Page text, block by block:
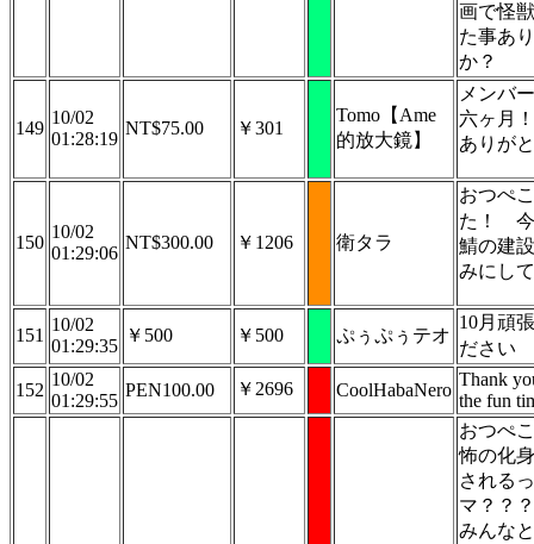
画で怪
た事あ
か？
149
10/02
01:28:19
NT$75.00 ￥301
Tomo【Ame
的放大鏡】
メンバ
六ヶ月
ありが
150
10/02
01:29:06
NT$300.00 ￥1206 衛タラ
おつぺ
た！
鯖の建
みにし
151
10/02
01:29:35
￥500 ￥500 ぷぅぷぅテオ
10月頑
ださい
152
10/02
01:29:55
PEN100.00 ￥2696 CoolHabaNero
Thank
the fun
おつぺ
怖の化
される
マ？？
みんな